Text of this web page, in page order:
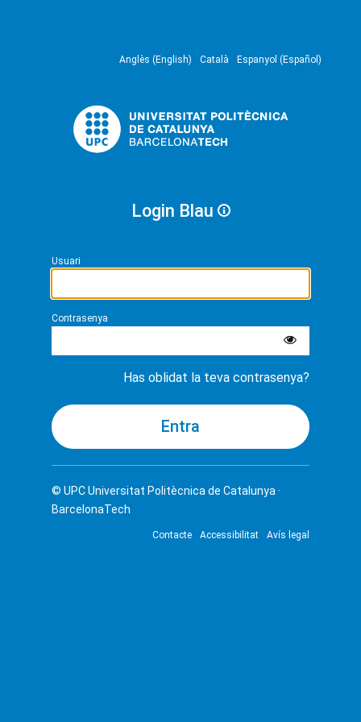
Anglès (English) Català Espanyol (Español)
Login Blau
Usuari
Contrasenya
Has oblidat la teva contrasenya?
© UPCUniversitat Politècnica de Catalunya ·
BarcelonaTech
Contacte Accessibilitat Avís legal